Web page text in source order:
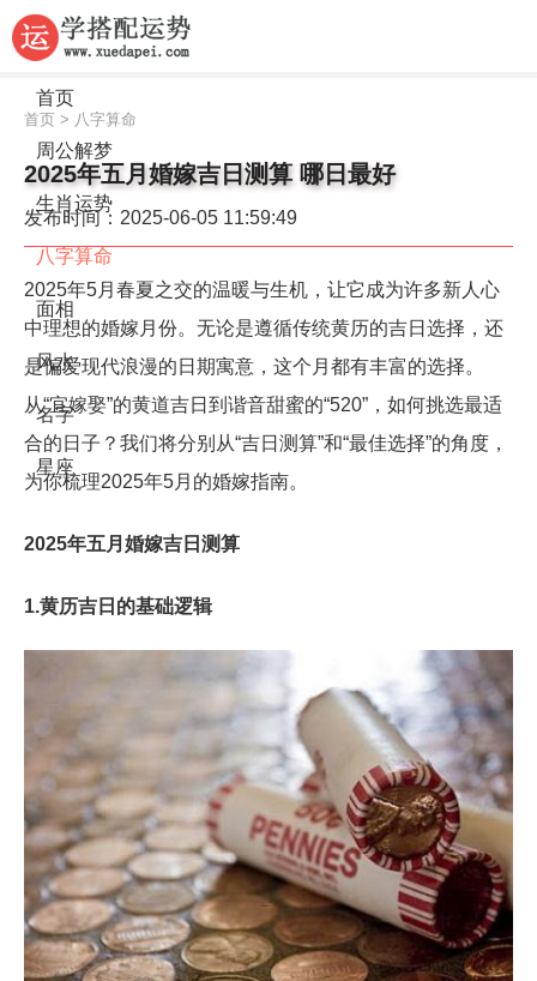
首页
周公解梦
生肖运势
八字算命
面相
风水
名字
星座
首页 > 八字算命
2025年五月婚嫁吉日测算 哪日最好
发布时间：2025-06-05 11:59:49
2025年5月春夏之交的温暖与生机，让它成为许多新人心
中理想的婚嫁月份。无论是遵循传统黄历的吉日选择，还
是偏爱现代浪漫的日期寓意，这个月都有丰富的选择。
从“宜嫁娶”的黄道吉日到谐音甜蜜的“520”，如何挑选最适
合的日子？我们将分别从“吉日测算”和“最佳选择”的角度，
为你梳理2025年5月的婚嫁指南。
2025年五月婚嫁吉日测算
1.黄历吉日的基础逻辑